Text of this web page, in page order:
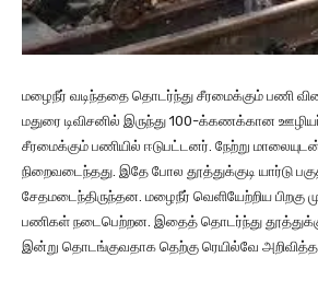
மழைநீர் வடிந்ததை தொடர்ந்து சீரமைக்கும் பணி
மதுரை டிவிசனில் இருந்து 100-க்கணக்கான
சீரமைக்கும் பணியில் ஈடுபட்டனர். நேற்று
நிறைவடைந்தது. இதே போல தூத்துக்குடி யார்டு
சேதமடைந்திருந்தன. மழைநீர் வெளியேற்றிய பிறகு
பணிகள் நடைபெற்றன. இதைத் தொடர்ந்து
இன்று தொடங்குவதாக தெற்கு ரெயில்வே